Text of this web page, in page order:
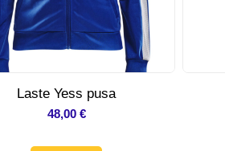
Laste Yess pusa
48,00 €